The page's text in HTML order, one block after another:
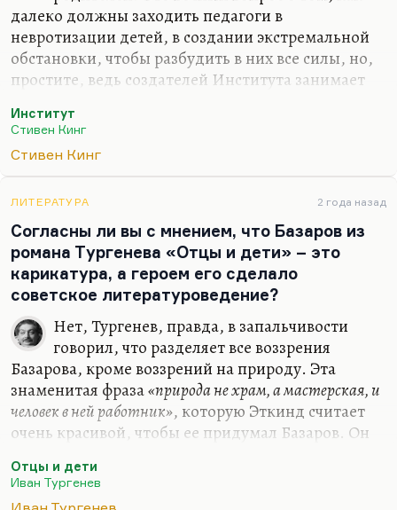
далеко должны заходить педагоги в
невротизации детей, в создании экстремальной
обстановки, чтобы разбудить в них все силы, но,
простите, ведь создателей Института занимает
детей максимум их сил, а будущее этих детей и
прагматика, это как в «Воспламеняющих
таким образом сверхчеловеков, как, если вы
помните, Стэн Агре с помощью пыток пытается в
«Бессильных мира сего» пытается создать из
зажиревших учеников сверхлюдей, но тут
немного другая история все-таки, понимаете?
Институт
Стивен Кинг
Стивен Кинг
ЛИТЕРАТУРА 2 года назад
Согласны ли вы с мнением, что Базаров из
романа Тургенева «Отцы и дети» – это
карикатура, а героем его сделало
советское литературоведение?
Нет, Тургенев, правда, в запальчивости
говорил, что разделяет все воззрения
Базарова, кроме воззрений на природу. Эта
знаменитая фраза«природа не храм, а мастерская, и
человек в ней работник», которую Эткинд считает
очень красивой, чтобы ее придумал Базаров. Он
просветителей. Надо посмотреть, пошерстить.
Тургенев уже не признается. Но, конечно,
Отцы и дети
Иван Тургенев